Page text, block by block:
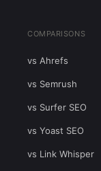
COMPARISONS
vs Ahrefs
vs Semrush
vs Surfer SEO
vs Yoast SEO
vs Link Whisper